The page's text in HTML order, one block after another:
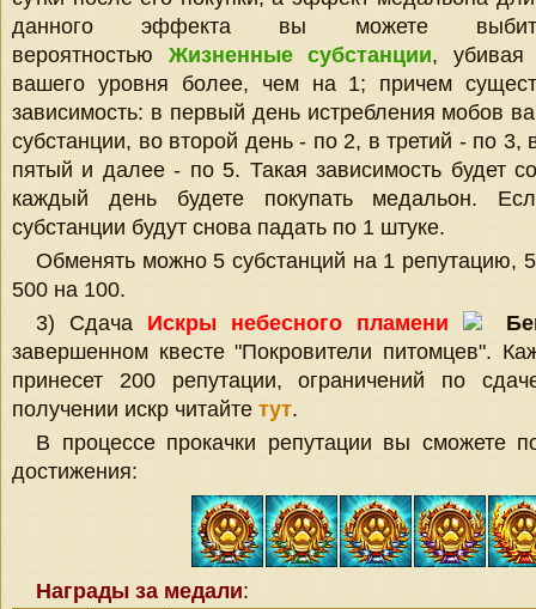
данного эффекта вы можете
вероятностью Жизненные субстанции, убивая
вашего уровня более, чем на 1; причем
зависимость: в первый день истребления мобов
субстанции, во второй день - по 2, в третий - по 3,
пятый и далее - по 5. Такая зависимость будет
каждый день будете покупать медальон.
субстанции будут снова падать по 1 штуке.
Обменять можно 5 субстанций на 1 репутацию,
500 на 100.
3) Сдача Искры небесного пламени
завершенном квесте "Покровители питомцев".
принесет 200 репутации, ограничений по
получении искр читайте тут.
В процессе прокачки репутации вы сможете
достижения:
Награды за медали: